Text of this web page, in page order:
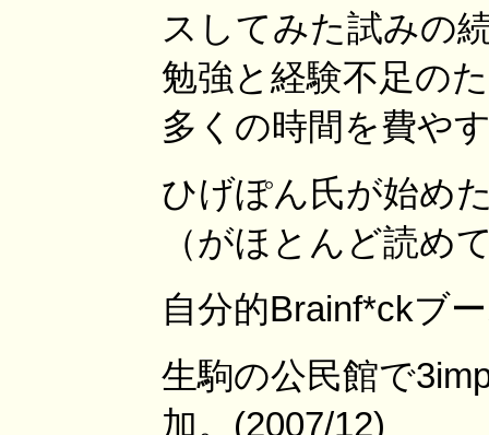
スしてみた試みの
勉強と経験不足の
多くの時間を費や
ひげぽん氏が始め
（がほとんど読め
自分的Brainf*ckブ
生駒の公民館で
加。(2007/12)